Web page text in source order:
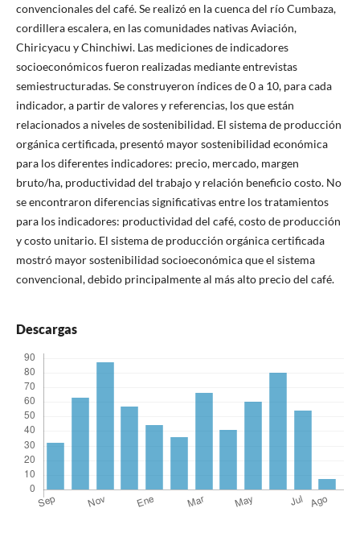
convencionales del café. Se realizó en la cuenca del río Cumbaza,
cordillera escalera, en las comunidades nativas Aviación,
Chiricyacu y Chinchiwi. Las mediciones de indicadores
socioeconómicos fueron realizadas mediante entrevistas
semiestructuradas. Se construyeron índices de 0 a 10, para cada
indicador, a partir de valores y referencias, los que están
relacionados a niveles de sostenibilidad. El sistema de producción
orgánica certificada, presentó mayor sostenibilidad económica
para los diferentes indicadores: precio, mercado, margen
bruto/ha, productividad del trabajo y relación beneficio costo. No
se encontraron diferencias significativas entre los tratamientos
para los indicadores: productividad del café, costo de producción
y costo unitario. El sistema de producción orgánica certificada
mostró mayor sostenibilidad socioeconómica que el sistema
convencional, debido principalmente al más alto precio del café.
Descargas